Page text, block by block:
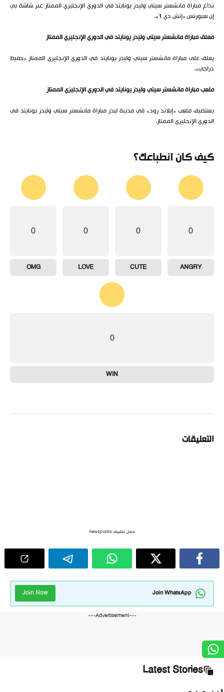
تذاع مباراة مانشستر سيتي وليدز يونايتد في الدوري الإنجليزي الممتاز عبر شاشة بي
إن سبورتس «إتش دي 1».
معلق مباراة مانشستر سيتي وليدز يونايتد في الدوري الإنجليزي الممتاز
يعلق على مباراة مانشستر سيتي وليدز يونايتد في الدوري الإنجليزي الممتاز «حفيظ
دراجي».
ملعب مباراة مانشستر سيتي وليدز يونايتد في الدوري الإنجليزي الممتاز
يستضيف ملعب «إيلاند رود» في مدينة ليدز مباراة مانشستر سيتي وليدز يونايتد في
الدوري الإنجليزي الممتاز.
كيف كان انطباعك؟
0
ANGRY
0
CUTE
0
LOVE
0
OMG
0
WIN
التعليقات
حمل تطبيق newspoots
Join WhatsApp
Join Now
---Advertisement---
Latest Stories